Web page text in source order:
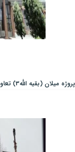
پروژه میلان (بقیه الله3) تعاونی نامی اریکه پارسیان